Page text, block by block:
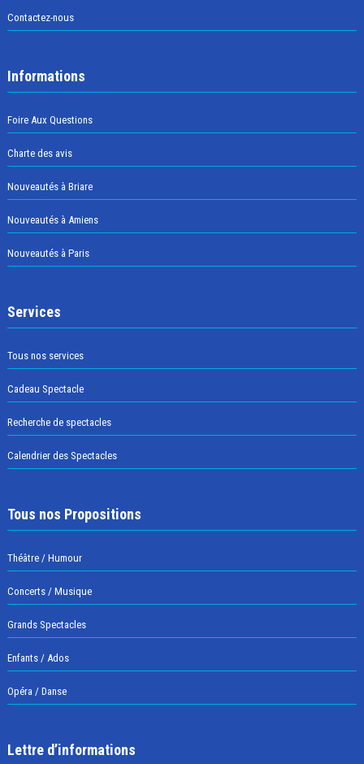
Contactez-nous
Informations
Foire Aux Questions
Charte des avis
Nouveautés à Briare
Nouveautés à Amiens
Nouveautés à Paris
Services
Tous nos services
Cadeau Spectacle
Recherche de spectacles
Calendrier des Spectacles
Tous nos Propositions
Théâtre / Humour
Concerts / Musique
Grands Spectacles
Enfants / Ados
Opéra / Danse
Lettre d’informations